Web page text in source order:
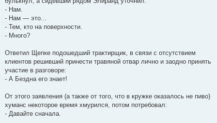
- Нам.
- Нам — это...
- Тем, кто на поверхности.
- Много?
Ответил Щепке подошедший трактирщик, в связи с отсутствием
клиентов решивший принести травяной отвар лично и заодно принять
участие в разговоре:
- А Бездна его знает!
От этого заявления (а также от того, что в кружке оказалось не пиво)
хуманс некоторое время хмурился, потом потребовал:
- Давайте сначала.